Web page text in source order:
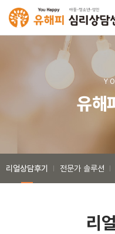
유해
리얼상담후기 전문가 솔루션
리